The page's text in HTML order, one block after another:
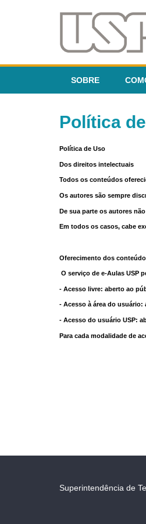
SOBRE
Política
Política de Uso
Dos direitos intelectuais
Todos os conteúdos
Os autores são sempre
De sua parte os autores
Em todos os casos, cabe
Oferecimento dos
O serviço de e-Aulas USP
- Acesso livre: aberto ao
- Acesso à área do
- Acesso do usuário USP:
Para cada modalidade de
Superintendência de